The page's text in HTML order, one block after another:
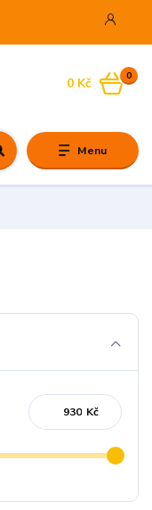
Menu
0
0 Kč
Kč